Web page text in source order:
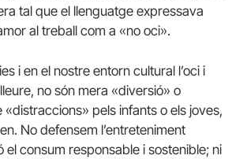
tal que el llenguatge expressava
al treball com a «no oci».
i en el nostre entorn cultural l’oci i
no són mera «diversió» o
«distraccions» pels infants o els joves,
No defensem l’entreteniment
el consum responsable i sostenible; ni